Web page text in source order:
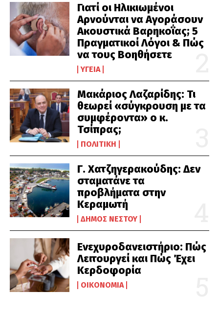
Γιατί οι Ηλικιωμένοι
Αρνούνται να Αγοράσουν
Ακουστικά Βαρηκοΐας; 5
Πραγματικοί Λόγοι & Πώς
να τους Βοηθήσετε
ΥΓΕΊΑ
Μακάριος Λαζαρίδης: Τι
θεωρεί «σύγκρουση με τα
συμφέροντα» ο κ.
Τσίπρας;
ΠΟΛΙΤΙΚΉ
Γ. Χατζηγερακούδης: Δεν
σταματάνε τα
προβλήματα στην
Κεραμωτή
ΔΉΜΟΣ ΝΈΣΤΟΥ
Ενεχυροδανειστήριο: Πώς
Λειτουργεί και Πώς Έχει
Κερδοφορία
ΟΙΚΟΝΟΜΊΑ